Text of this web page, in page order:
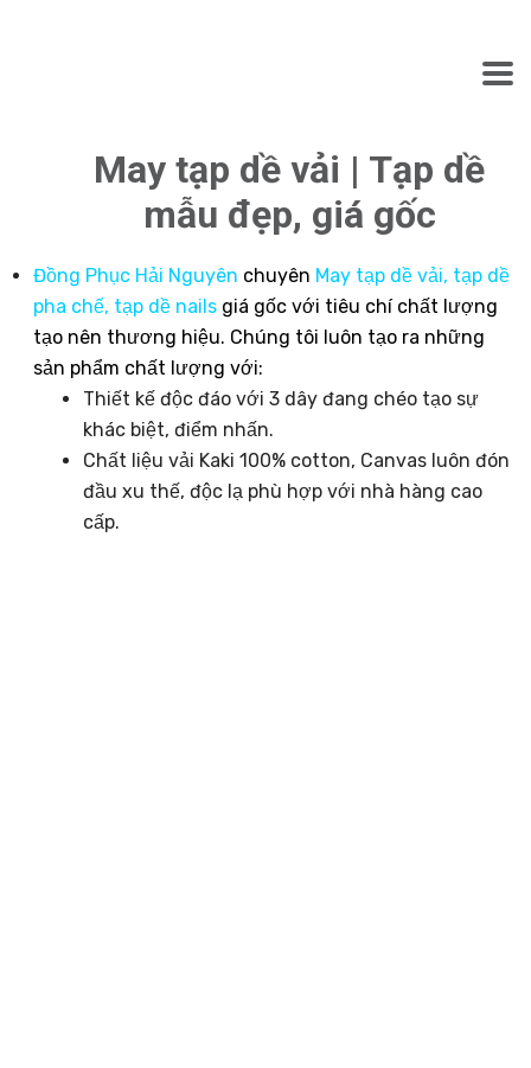
May tạp dề vải | Tạp dề
mẫu đẹp, giá gốc
Đồng Phục Hải Nguyên chuyên May tạp dề vải, tạp dề
pha chế, tạp dề nails giá gốc với tiêu chí chất lượng
tạo nên thương hiệu. Chúng tôi luôn tạo ra những
sản phẩm chất lượng với:
Thiết kế độc đáo với 3 dây đang chéo tạo sự
khác biệt, điểm nhấn.
Chất liệu vải Kaki 100% cotton, Canvas luôn đón
đầu xu thế, độc lạ phù hợp với nhà hàng cao
cấp.